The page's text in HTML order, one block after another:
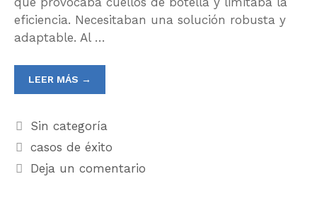
eficiencia. Necesitaban una solución robusta y
adaptable. Al …
LEER MÁS →
Sin categoría
casos de éxito
Deja un comentario